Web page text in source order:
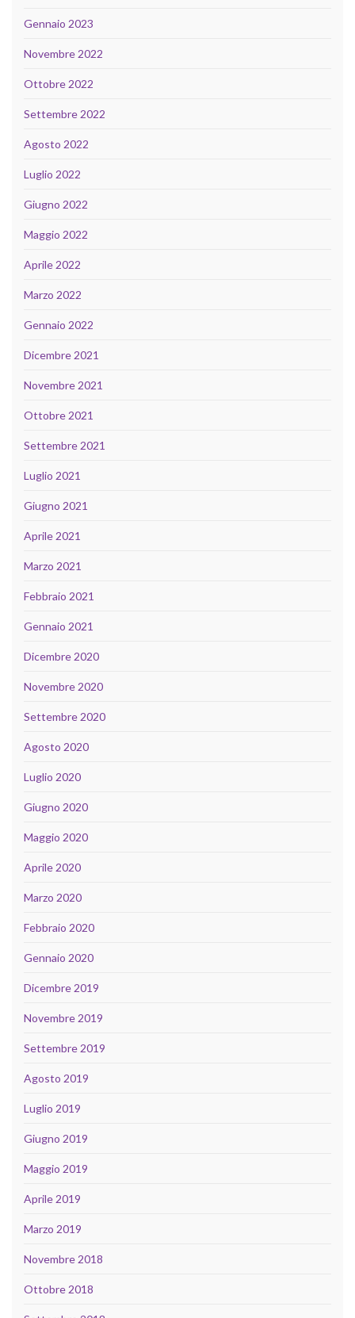
Gennaio 2023
Novembre 2022
Ottobre 2022
Settembre 2022
Agosto 2022
Luglio 2022
Giugno 2022
Maggio 2022
Aprile 2022
Marzo 2022
Gennaio 2022
Dicembre 2021
Novembre 2021
Ottobre 2021
Settembre 2021
Luglio 2021
Giugno 2021
Aprile 2021
Marzo 2021
Febbraio 2021
Gennaio 2021
Dicembre 2020
Novembre 2020
Settembre 2020
Agosto 2020
Luglio 2020
Giugno 2020
Maggio 2020
Aprile 2020
Marzo 2020
Febbraio 2020
Gennaio 2020
Dicembre 2019
Novembre 2019
Settembre 2019
Agosto 2019
Luglio 2019
Giugno 2019
Maggio 2019
Aprile 2019
Marzo 2019
Novembre 2018
Ottobre 2018